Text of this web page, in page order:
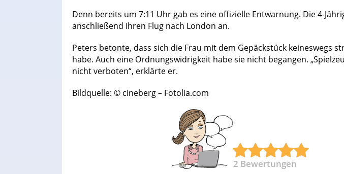
Denn bereits um 7:11 Uhr gab es eine offizielle Entwarnung. Die 4-
anschließend ihren Flug nach London an.
Peters betonte, dass sich die Frau mit dem Gepäckstück keineswegs
habe. Auch eine Ordnungswidrigkeit habe sie nicht begangen.
nicht verboten“, erklärte er.
Bildquelle: © cineberg – Fotolia.com
2 Bewertungen
Erschreckend: